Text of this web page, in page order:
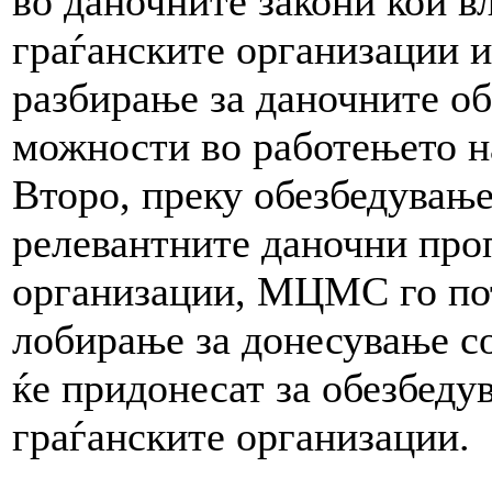
граѓанските организации
разбирање за даночните
можности во работењето
Второ, преку
релевантните даночни
организации, МЦМС го
лобирање за донесување
ќе придонесат за
граѓанските организации.